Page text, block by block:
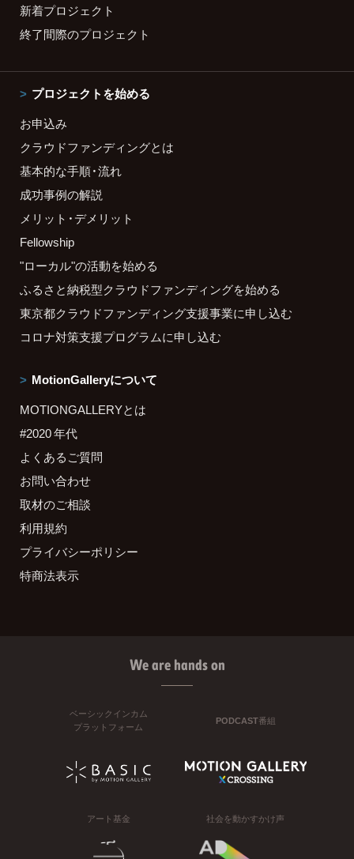
新着プロジェクト
終了間際のプロジェクト
プロジェクトを始める
お申込み
クラウドファンディングとは
基本的な手順・流れ
成功事例の解説
メリット・デメリット
Fellowship
"ローカル"の活動を始める
ふるさと納税型クラウドファンディングを始める
東京都クラウドファンディング支援事業に申し込む
コロナ対策支援プログラムに申し込む
MotionGalleryについて
MOTIONGALLERYとは
#2020 年代
よくあるご質問
お問い合わせ
取材のご相談
利用規約
プライバシーポリシー
特商法表示
We are hands on
ベーシックインカム
プラットフォーム
PODCAST番組
アート基金 社会を動かすかけ声